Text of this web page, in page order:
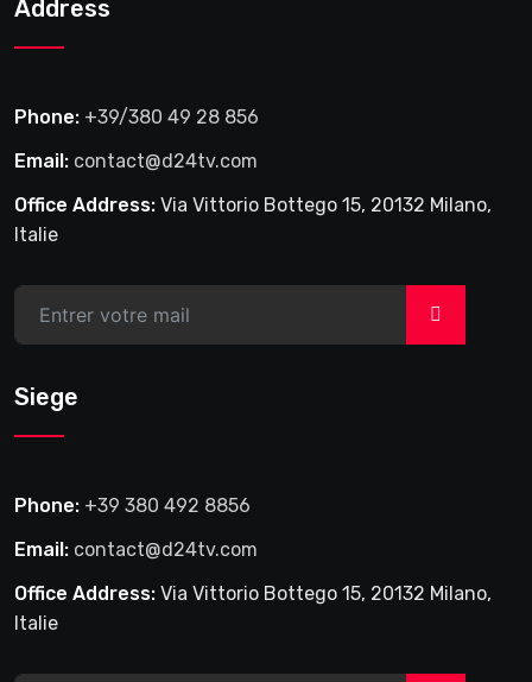
Address
Phone: +39/380 49 28 856
Email: contact@d24tv.com
Office Address: Via Vittorio Bottego 15, 20132 Milano,
Italie
>
Siege
Phone: +39 380 492 8856
Email: contact@d24tv.com
Office Address: Via Vittorio Bottego 15, 20132 Milano,
Italie